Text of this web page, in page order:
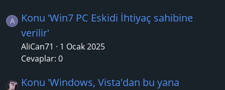
A
Konu 'Win7 PC Eskidi İhtiyaç sahibine
verilir'
AliCan71
1 Ocak 2025
Cevaplar: 0
Konu 'Windows, Vista'dan bu yana